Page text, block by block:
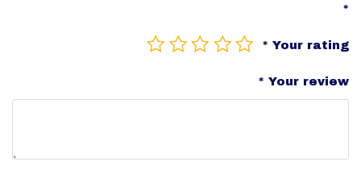
*
Your rating
*
Your review
*